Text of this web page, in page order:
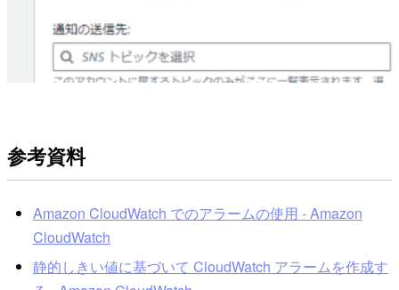
参考資料
Amazon CloudWatch でのアラームの使用 - Amazon
CloudWatch
静的しきい値に基づいて CloudWatch アラームを作成す